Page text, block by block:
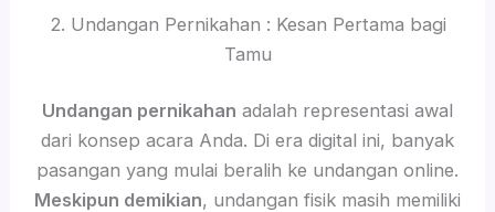
2. Undangan Pernikahan : Kesan Pertama bagi
Tamu
Undangan pernikahan adalah representasi awal
dari konsep acara Anda. Di era digital ini, banyak
pasangan yang mulai beralih ke undangan online.
Meskipun demikian, undangan fisik masih memiliki